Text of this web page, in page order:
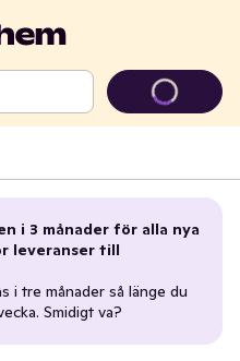
i 3 månader för alla nya
leveranser till
i tre månader så länge du
Smidigt va?